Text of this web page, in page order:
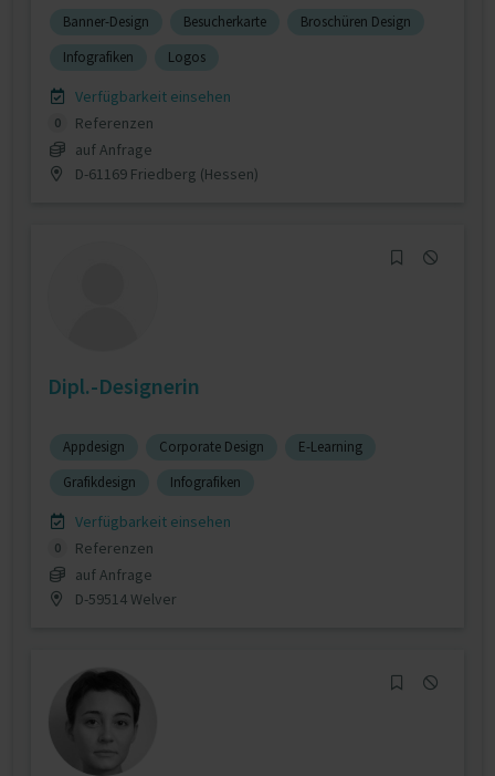
Banner-Design Besucherkarte
Broschüren Design
Infografiken
Logos
Verfügbarkeit einsehen
0
Referenzen
auf Anfrage
D-61169 Friedberg (Hessen)
Dipl.-Designerin
Appdesign Corporate Design
E-Learning
Grafikdesign
Infografiken
Verfügbarkeit einsehen
0
Referenzen
auf Anfrage
D-59514 Welver